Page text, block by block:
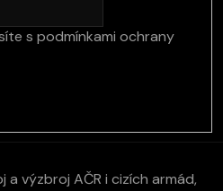
s podmínkami ochrany
výzbroj AČR i cizích armád,